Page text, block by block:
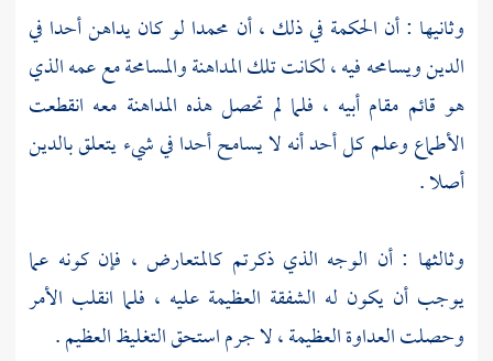
وثانيها : أن الحكمة في ذلك ، أن محمدا لو كان يداهن أحدا في
الدين ويسامحه فيه ، لكانت تلك المداهنة والمسامحة مع عمه الذي
هو قائم مقام أبيه ، فلما لم تحصل هذه المداهنة معه انقطعت
الأطماع وعلم كل أحد أنه لا يسامح أحدا في شيء يتعلق بالدين
أصلا .
وثالثها : أن الوجه الذي ذكرتم كالمتعارض ، فإن كونه عما
يوجب أن يكون له الشفقة العظيمة عليه ، فلما انقلب الأمر
وحصلت العداوة العظيمة ، لا جرم استحق التغليظ العظيم .